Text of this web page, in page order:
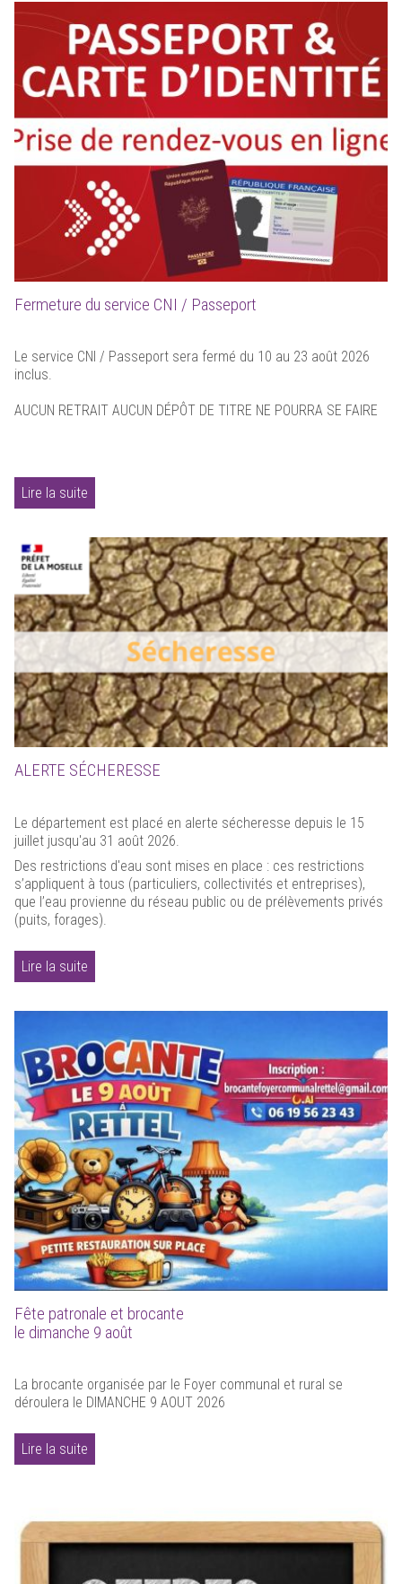
Fermeture du service CNI / Passeport
Le service CNI / Passeport sera fermé du 10 au 23 août 2026
inclus.
AUCUN RETRAIT AUCUN DÉPÔT DE TITRE NE POURRA SE FAIRE
Lire la suite
ALERTE SÉCHERESSE
Le département est placé en alerte sécheresse depuis le 15
juillet jusqu'au 31 août 2026.
Des restrictions d'eau sont mises en place : ces restrictions
s’appliquent à tous (particuliers, collectivités et entreprises),
que l’eau provienne du réseau public ou de prélèvements privés
(puits, forages).
Lire la suite
Fête patronale et brocante
le dimanche 9 août
La brocante organisée par le Foyer communal et rural se
déroulera le DIMANCHE 9 AOUT 2026
Lire la suite